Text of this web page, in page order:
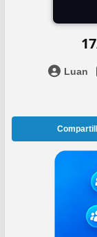
Luan